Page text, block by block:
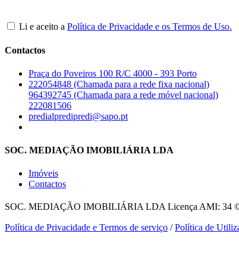
Li e aceito a Política de Privacidade e os Termos de Uso.
Contactos
Praça do Poveiros 100 R/C 4000 - 393 Porto
222054848 (Chamada para a rede fixa nacional)
964392745 (Chamada para a rede móvel nacional)
222081506
predialpredipredi@sapo.pt
SOC. MEDIAÇÃO IMOBILIÁRIA LDA
Imóveis
Contactos
SOC. MEDIAÇÃO IMOBILIÁRIA LDALicença AMI: 34 ©
Política de Privacidade e Termos de serviço /Política de